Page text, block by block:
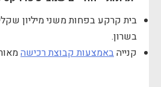
בית קרקע בפחות משני מיליון
בשרון.
קנייהבאמצעות קבוצת רכישה